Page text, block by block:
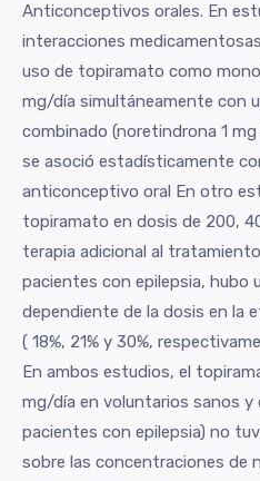
Anticonceptivos orales. En
interacciones
uso de topiramato como
mg/día simultáneamente con
combinado (noretindrona 1
se asoció estadísticamente
anticonceptivo oral En otro
topiramato en dosis de 200,
terapia adicional al
pacientes con epilepsia, hubo
dependiente de la dosis en la
( 18%, 21% y 30%,
En ambos estudios, el
mg/día en voluntarios sanos y
pacientes con epilepsia) no
sobre las concentraciones de